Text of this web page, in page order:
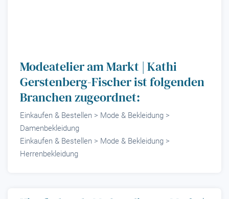
Modeatelier am Markt | Kathi
Gerstenberg-Fischer ist folgenden
Branchen zugeordnet:
Einkaufen & Bestellen > Mode & Bekleidung >
Damenbekleidung
Einkaufen & Bestellen > Mode & Bekleidung >
Herrenbekleidung